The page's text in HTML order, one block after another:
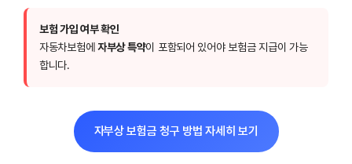
보험 가입 여부 확인
자동차보험에자부상 특약이 포함되어 있어야 보험금 지급이 가능
합니다.
자부상 보험금 청구 방법 자세히 보기